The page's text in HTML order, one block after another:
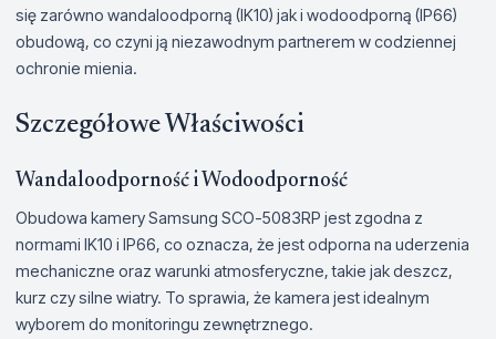
się zarówno wandaloodporną (IK10) jak i wodoodporną (IP66)
obudową, co czyni ją niezawodnym partnerem w codziennej
ochronie mienia.
Szczegółowe Właściwości
Wandaloodporność i Wodoodporność
Obudowa kamery Samsung SCO-5083RP jest zgodna z
normami IK10 i IP66, co oznacza, że jest odporna na uderzenia
mechaniczne oraz warunki atmosferyczne, takie jak deszcz,
kurz czy silne wiatry. To sprawia, że kamera jest idealnym
wyborem do monitoringu zewnętrznego.